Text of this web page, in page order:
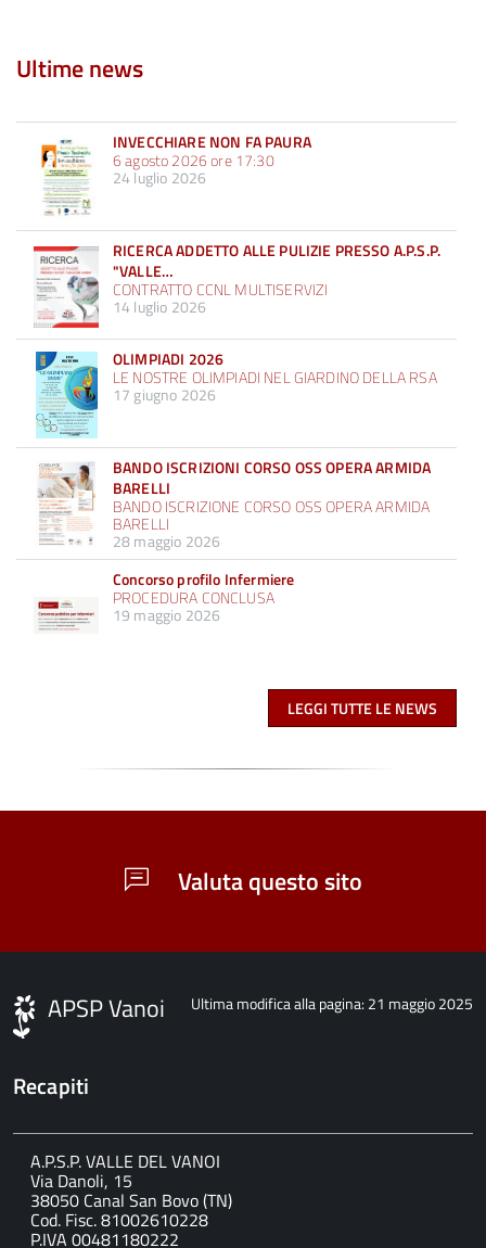
Ultime news
INVECCHIARE NON FA PAURA
6 agosto 2026 ore 17:30
24 luglio 2026
RICERCA ADDETTO ALLE PULIZIE PRESSO A.P.S.P.
"VALLE…
CONTRATTO CCNL MULTISERVIZI
14 luglio 2026
OLIMPIADI 2026
LE NOSTRE OLIMPIADI NEL GIARDINO DELLA RSA
17 giugno 2026
BANDO ISCRIZIONI CORSO OSS OPERA ARMIDA
BARELLI
BANDO ISCRIZIONE CORSO OSS OPERA ARMIDA
BARELLI
28 maggio 2026
Concorso profilo Infermiere
PROCEDURA CONCLUSA
19 maggio 2026
LEGGI TUTTE LE NEWS
Valuta questo sito
Ultima modifica alla pagina: 21 maggio 2025
APSP Vanoi
Recapiti
A.P.S.P. VALLE DEL VANOI
Via Danoli, 15
38050 Canal San Bovo (TN)
Cod. Fisc. 81002610228
P.IVA 00481180222